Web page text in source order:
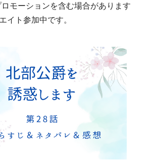
モーションを含む場合があります
イト参加中です。